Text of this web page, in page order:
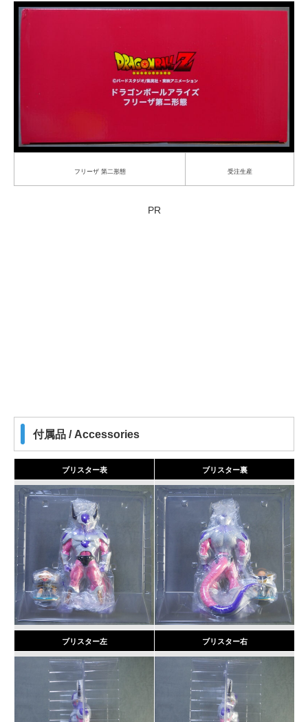
フリーザ 第二形態 受注生産
PR
付属品 / Accessories
ブリスター表 ブリスター裏
ブリスター左 ブリスター右